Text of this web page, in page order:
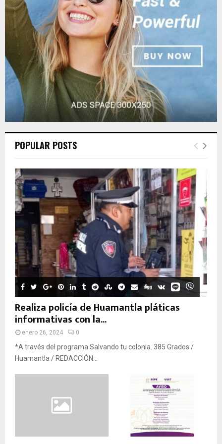
:
C
POPULAR POSTS
Realiza policía de Huamantla pláticas
informativas con la...
enero 26, 2024 0
*A través del programa Salvando tu colonia. 385 Grados /
Huamantla / REDACCIÓN...